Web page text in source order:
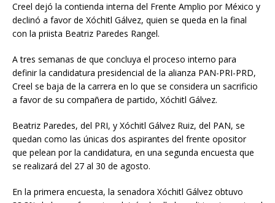
Creel dejó la contienda interna del Frente Amplio por México y
declinó a favor de Xóchitl Gálvez, quien se queda en la final
con la priista Beatriz Paredes Rangel.
A tres semanas de que concluya el proceso interno para
definir la candidatura presidencial de la alianza PAN-PRI-PRD,
Creel se baja de la carrera en lo que se considera un sacrificio
a favor de su compañera de partido, Xóchitl Gálvez.
Beatriz Paredes, del PRI, y Xóchitl Gálvez Ruiz, del PAN, se
quedan como las únicas dos aspirantes del frente opositor
que pelean por la candidatura, en una segunda encuesta que
se realizará del 27 al 30 de agosto.
En la primera encuesta, la senadora Xóchitl Gálvez obtuvo